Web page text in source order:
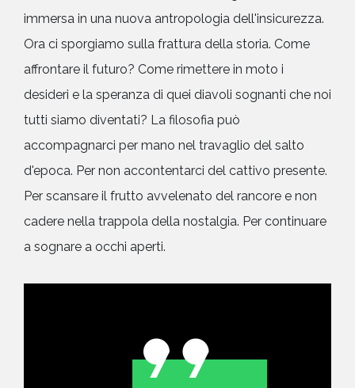
immersa in una nuova antropologia dell'insicurezza.
Ora ci sporgiamo sulla frattura della storia. Come
affrontare il futuro? Come rimettere in moto i
desideri e la speranza di quei diavoli sognanti che noi
tutti siamo diventati? La filosofia può
accompagnarci per mano nel travaglio del salto
d'epoca. Per non accontentarci del cattivo presente.
Per scansare il frutto avvelenato del rancore e non
cadere nella trappola della nostalgia. Per continuare
a sognare a occhi aperti.